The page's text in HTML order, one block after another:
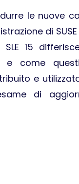
le nuove
di SUSE
15
e come
e
di